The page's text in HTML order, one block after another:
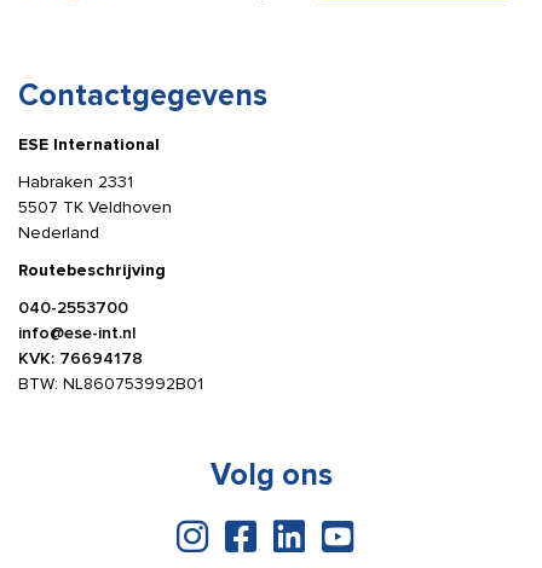
Contactgegevens
ESE International
Habraken 2331
5507 TK Veldhoven
Nederland
Routebeschrijving
040-2553700
info@ese-int.nl
KVK: 76694178
BTW: NL860753992B01
Volg ons